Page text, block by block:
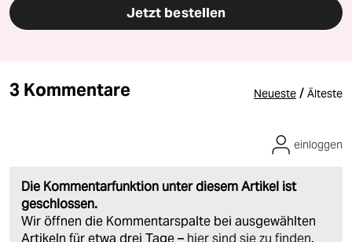
Jetzt bestellen
3 Kommentare Neueste / Älteste
Die Kommentarfunktion unter diesem Artikel ist
geschlossen.
Wir öffnen die Kommentarspalte bei ausgewählten
Artikeln für etwa drei Tage – hier sind sie zu finden.
einloggen